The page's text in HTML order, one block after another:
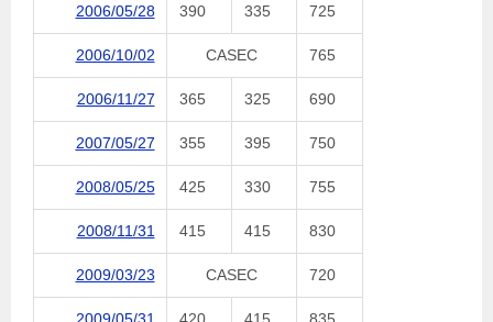
2006/05/28 390 335 725
2006/10/02 CASEC 765
2006/11/27 365 325 690
2007/05/27 355 395 750
2008/05/25 425 330 755
2008/11/31 415 415 830
2009/03/23 CASEC 720